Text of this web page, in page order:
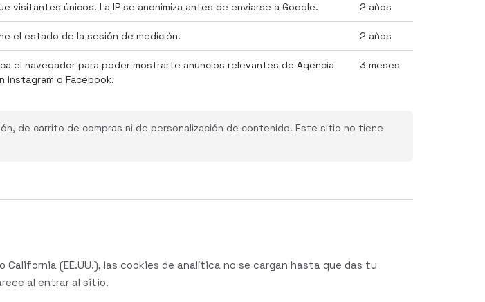
visitantes únicos. La IP se anonimiza antes de enviarse a Google. 2 años
el estado de la sesión de medición. 2 años
el navegador para poder mostrarte anuncios relevantes de Agencia
Instagram o Facebook.
3 meses
de carrito de compras ni de personalización de contenido. Este sitio no tiene
California (EE.UU.), las cookies de analítica no se cargan hasta que das tu
al entrar al sitio.